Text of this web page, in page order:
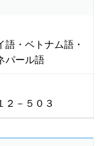
・ベトナム語・
パール語
２－５０３